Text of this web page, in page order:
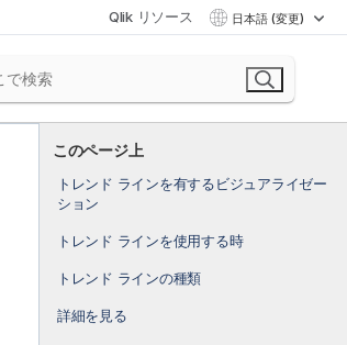
Qlik リソース 日本語 (変更)
このページ上
トレンド ラインを有するビジュアライゼー
ション
トレンド ラインを使用する時
トレンド ラインの種類
詳細を見る